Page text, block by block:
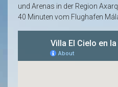
und Arenas in der Region
40 Minuten vom Flughafen